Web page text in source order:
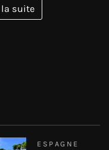
la suite
ESPAGNE